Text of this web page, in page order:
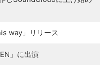
way」リリース
」に出演